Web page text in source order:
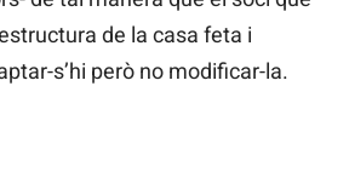
de la casa feta i
s’hi però no modificar-la.